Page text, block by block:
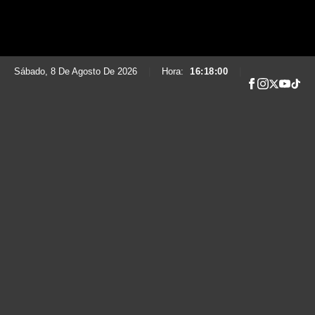
Sábado, 8 De Agosto De 2026 Hora: 16:18:01